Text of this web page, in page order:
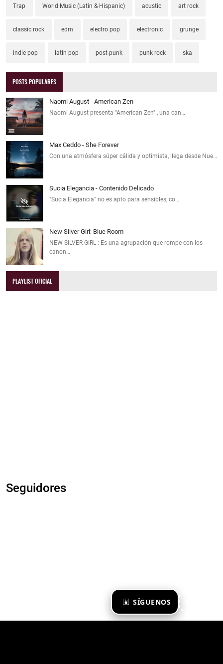
SÍGUENOS
Trap World Music (Latin & Hispanic) acustic art rock
classic rock edm electro pop electronic grunge
indie pop latin pop post-punk punk rock ska
POSTS POPULARES
Naomi August - American Zen
Naomi August presenta "American Zen" , una can…
Max Ceddo - She Forever
Con una atmósfera súper cálida y optimista, llega desde Nue…
Sucia Elegancia - Contenido Delicado
"Sucia Elegancia" no es apto para sensibles, co…
New Silver Girl: Blue Room
NEW SILVER GIRL : Es una agrupación que rompe con los
canon…
PLAYLIST OFICIAL
Seguidores